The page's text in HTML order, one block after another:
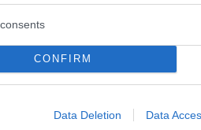
CONFIRM
Data Deletion Data
στοProtothema.gr